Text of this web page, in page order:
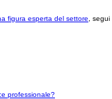
figura esperta del settore ,
professionale?